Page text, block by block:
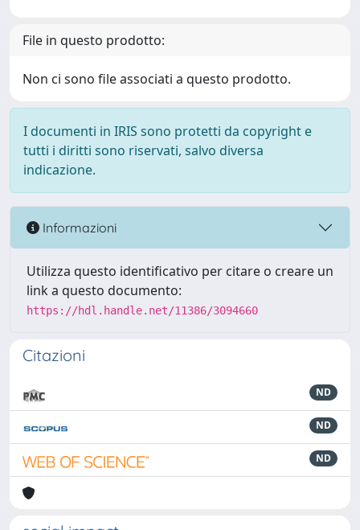
File in questo prodotto:
Non ci sono file associati a questo prodotto.
I documenti in IRIS sono protetti da copyright e
tutti i diritti sono riservati, salvo diversa
indicazione.
Informazioni
Utilizza questo identificativo per citare o creare un
link a questo documento:
https://hdl.handle.net/11386/3094660
Citazioni
ND
ND
ND